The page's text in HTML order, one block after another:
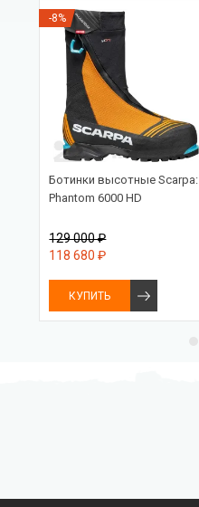
-8%
Ботинки высотные Scarpa:
Phantom 6000 HD
129 000 ₽
118 680 ₽
КУПИТЬ